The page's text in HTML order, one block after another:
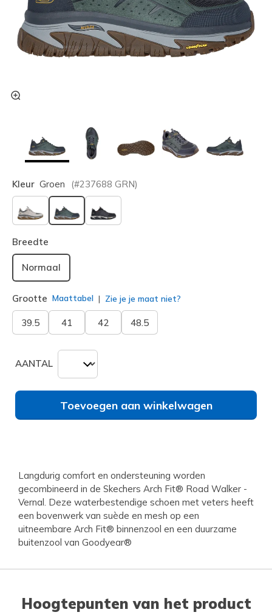
Kleur Groen (#237688 GRN)
geselecteerd
Breedte
Normaal
Grootte Maattabel Zie je je maat niet?
39.5 41 42 48.5
AANTAL
Toevoegen aan winkelwagen
Langdurig comfort en ondersteuning worden
gecombineerd in de Skechers Arch Fit® Road Walker -
Vernal. Deze waterbestendige schoen met veters heeft
een bovenwerk van suède en mesh op een
uitneembare Arch Fit® binnenzool en een duurzame
buitenzool van Goodyear®
Hoogtepunten van het product